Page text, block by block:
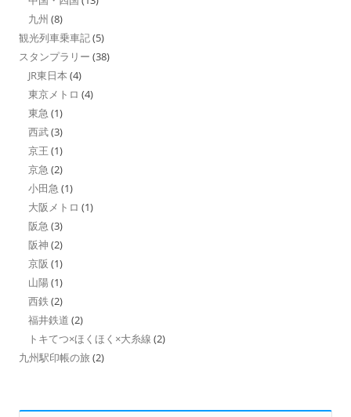
九州 (8)
観光列車乗車記(5)
スタンプラリー (38)
JR東日本 (4)
東京メトロ (4)
東急 (1)
西武(3)
京王 (1)
京急 (2)
小田急 (1)
大阪メトロ (1)
阪急 (3)
阪神 (2)
京阪 (1)
山陽 (1)
西鉄 (2)
福井鉄道 (2)
トキてつ×ほくほく×大糸線 (2)
九州駅印帳の旅 (2)